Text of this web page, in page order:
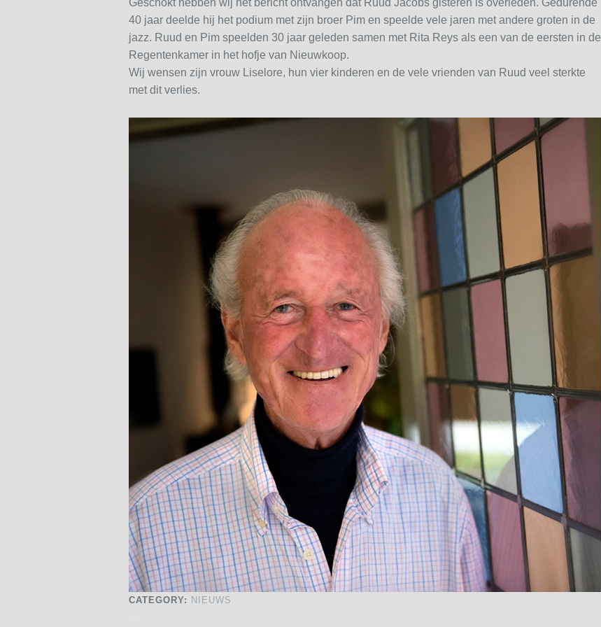
Geschokt hebben wij het bericht ontvangen dat Ruud Jacobs gisteren is overleden. Gedurende
40 jaar deelde hij het podium met zijn broer Pim en speelde vele jaren met andere groten in de
jazz. Ruud en Pim speelden 30 jaar geleden samen met Rita Reys als een van de eersten in de
Regentenkamer in het hofje van Nieuwkoop.
Wij wensen zijn vrouw Liselore, hun vier kinderen en de vele vrienden van Ruud veel sterkte
met dit verlies.
CATEGORY: NIEUWS